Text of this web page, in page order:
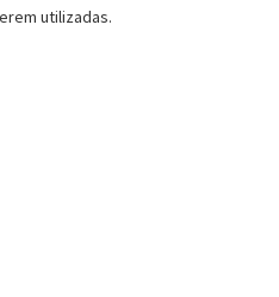
utilizadas.